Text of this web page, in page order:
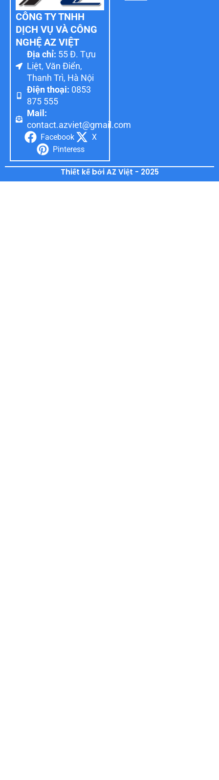
CÔNG TY TNHH
DỊCH VỤ VÀ CÔNG
NGHỆ AZ VIỆT
Địa chỉ: 55 Đ. Tựu
Liệt, Văn Điển,
Thanh Trì, Hà Nội
Điện thoại: 0853
875 555
Mail:
contact.azviet@gmail.com
Facebook
X
Pinteress
Thiết kế bởi AZ Việt - 2025